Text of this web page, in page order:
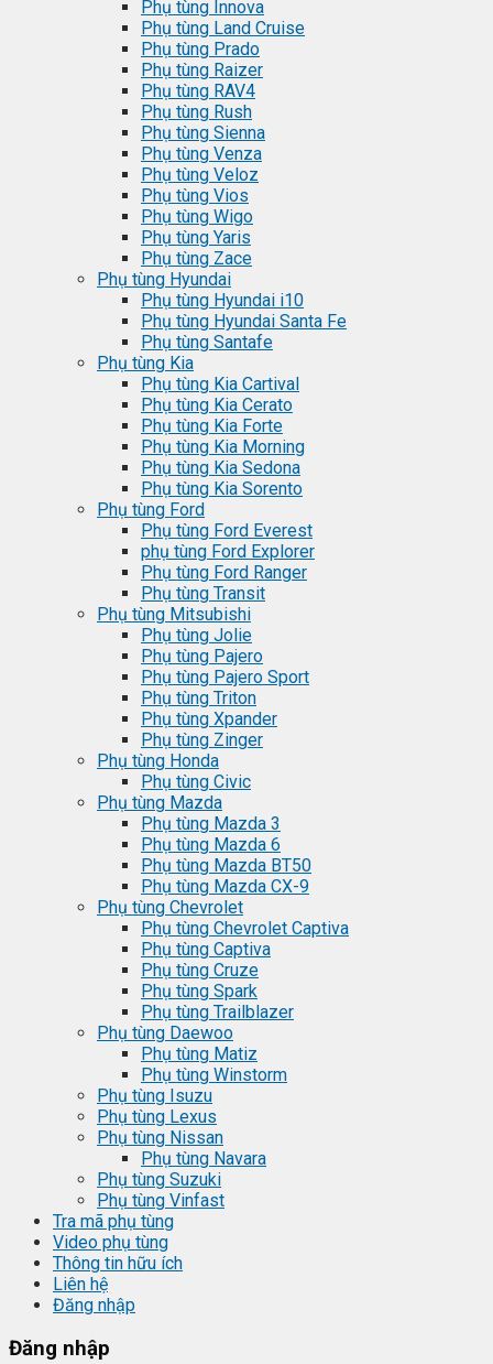
Phụ tùng Innova
Phụ tùng Land Cruise
Phụ tùng Prado
Phụ tùng Raizer
Phụ tùng RAV4
Phụ tùng Rush
Phụ tùng Sienna
Phụ tùng Venza
Phụ tùng Veloz
Phụ tùng Vios
Phụ tùng Wigo
Phụ tùng Yaris
Phụ tùng Zace
Phụ tùng Hyundai
Phụ tùng Hyundai i10
Phụ tùng Hyundai Santa Fe
Phụ tùng Santafe
Phụ tùng Kia
Phụ tùng Kia Cartival
Phụ tùng Kia Cerato
Phụ tùng Kia Forte
Phụ tùng Kia Morning
Phụ tùng Kia Sedona
Phụ tùng Kia Sorento
Phụ tùng Ford
Phụ tùng Ford Everest
phụ tùng Ford Explorer
Phụ tùng Ford Ranger
Phụ tùng Transit
Phụ tùng Mitsubishi
Phụ tùng Jolie
Phụ tùng Pajero
Phụ tùng Pajero Sport
Phụ tùng Triton
Phụ tùng Xpander
Phụ tùng Zinger
Phụ tùng Honda
Phụ tùng Civic
Phụ tùng Mazda
Phụ tùng Mazda 3
Phụ tùng Mazda 6
Phụ tùng Mazda BT50
Phụ tùng Mazda CX-9
Phụ tùng Chevrolet
Phụ tùng Chevrolet Captiva
Phụ tùng Captiva
Phụ tùng Cruze
Phụ tùng Spark
Phụ tùng Trailblazer
Phụ tùng Daewoo
Phụ tùng Matiz
Phụ tùng Winstorm
Phụ tùng Isuzu
Phụ tùng Lexus
Phụ tùng Nissan
Phụ tùng Navara
Phụ tùng Suzuki
Phụ tùng Vinfast
Tra mã phụ tùng
Video phụ tùng
Thông tin hữu ích
Liên hệ
Đăng nhập
Đăng nhập